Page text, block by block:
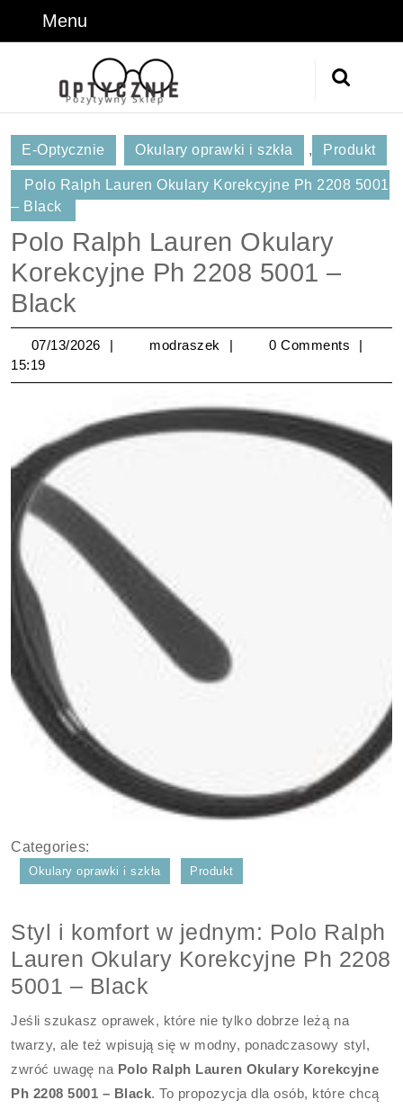
Menu
E-Optycznie Okulary oprawki i szkła , Produkt
Polo Ralph Lauren Okulary Korekcyjne Ph 2208 5001
– Black
Polo Ralph Lauren Okulary
Korekcyjne Ph 2208 5001 –
Black
07/13/2026 07/13/2026
modraszek modraszek
0 Comments
15:19
Categories:
Okulary oprawki i szkła Produkt
Styl i komfort w jednym: Polo Ralph
Lauren Okulary Korekcyjne Ph 2208
5001 – Black
Jeśli szukasz oprawek, które nie tylko dobrze leżą na
twarzy, ale też wpisują się w modny, ponadczasowy styl,
zwróć uwagę na Polo Ralph Lauren Okulary Korekcyjne
Ph 2208 5001 – Black. To propozycja dla osób, które chcą